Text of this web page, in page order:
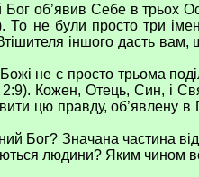
об’явив Себе в трьох
То не були просто три
іншого дасть
не є просто трьома
Кожен, Отець, Син, і
цю правду, об’явлену
Значана частина
людини? Яким чином